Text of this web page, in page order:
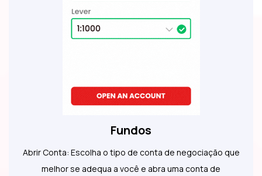
Fundos
Abrir Conta: Escolha o tipo de conta de negociação que
melhor se adequa a você e abra uma conta de